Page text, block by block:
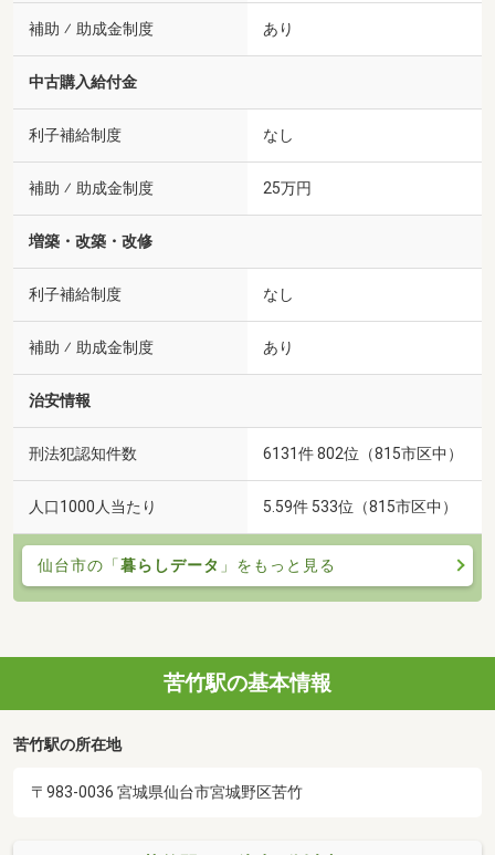
補助 ⁄ 助成金制度 あり
中古購入給付金
利子補給制度 なし
補助 ⁄ 助成金制度 25万円
増築・改築・改修
利子補給制度 なし
補助 ⁄ 助成金制度 あり
治安情報
刑法犯認知件数 6131件 802位（815市区中）
人口1000人当たり 5.59件 533位（815市区中）
仙台市の「暮らしデータ 」をもっと見る
苦竹駅の基本情報
苦竹駅の所在地
〒983-0036 宮城県仙台市宮城野区苦竹